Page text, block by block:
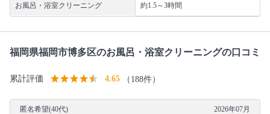
お風呂・浴室クリーニング 約1.5～3時間
福岡県福岡市博多区のお風呂・浴室クリーニングの口コミ
累計評価 4.65 （188件）
匿名希望(40代) 2026年07月